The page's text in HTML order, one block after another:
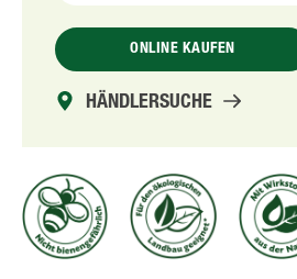
ONLINE KAUFEN
HÄNDLERSUCHE